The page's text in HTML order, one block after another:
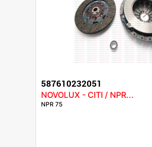
587610232051
NOVOLUX - CITI / NPR...
NPR 75